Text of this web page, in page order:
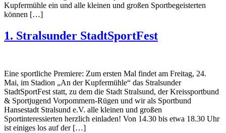
Kupfermühle ein und alle kleinen und großen Sportbegeisterten
können […]
1. Stralsunder StadtSportFest
Eine sportliche Premiere: Zum ersten Mal findet am Freitag, 24.
Mai, im Stadion „An der Kupfermühle“ das Stralsunder
StadtSportFest statt, zu dem die Stadt Stralsund, der Kreissportbund
& Sportjugend Vorpommern-Rügen und wir als Sportbund
Hansestadt Stralsund e.V. alle kleinen und großen
Sportinteressierten herzlich einladen! Von 14.30 bis etwa 18.30 Uhr
ist einiges los auf der […]